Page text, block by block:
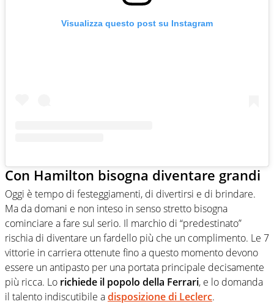
Visualizza questo post su Instagram
Con Hamilton bisogna diventare grandi
Oggi è tempo di festeggiamenti, di divertirsi e di brindare.
Ma da domani e non inteso in senso stretto bisogna
cominciare a fare sul serio. Il marchio di “predestinato”
rischia di diventare un fardello più che un complimento. Le 7
vittorie in carriera ottenute fino a questo momento devono
essere un antipasto per una portata principale decisamente
più ricca. Lo richiede il popolo della Ferrari, e lo domanda
il talento indiscutibile adisposizione di Leclerc.